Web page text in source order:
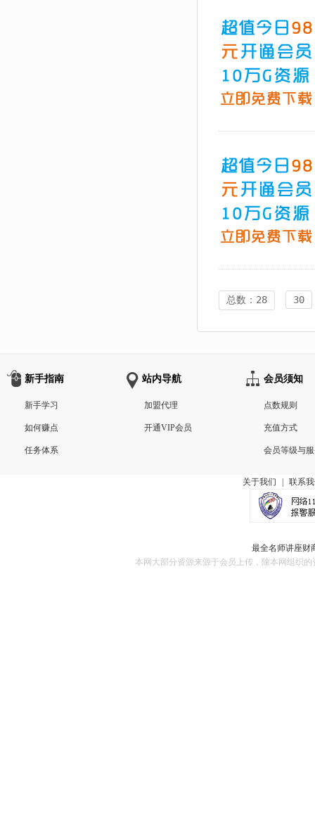
总数：28 30
新手指南
新手学习
如何赚点
任务体系
站内导航
加盟代理
开通VIP会员
会员须知
点数规则
充值方式
会员等级与
关于我们 联系
最全名师讲座财
本网大部分资源来源于会员上传，除本网组织